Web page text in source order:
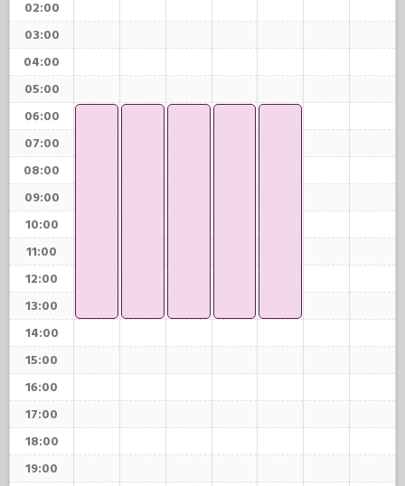
02:00
03:00
04:00
05:00
06:00
07:00
08:00
09:00
10:00
11:00
12:00
13:00
14:00
15:00
16:00
17:00
18:00
19:00